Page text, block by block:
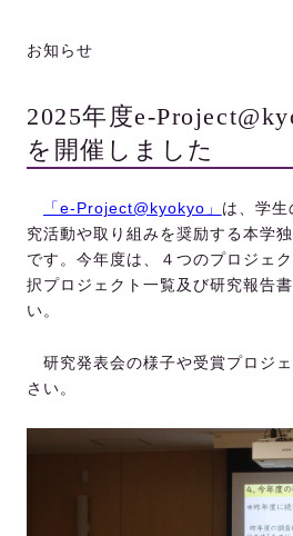
お知らせ
2025年度e-
を開催しました
「e-Project@kyokyo」 は、学生
究活動や取り組みを奨励する本学
です。今年度は、４つのプロジェ
択プロジェクト一覧及び研究報告
い。
研究発表会の様子や受賞プロジ
さい。